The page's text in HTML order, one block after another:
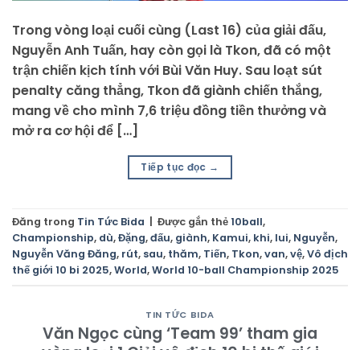
Trong vòng loại cuối cùng (Last 16) của giải đấu,
Nguyễn Anh Tuấn, hay còn gọi là Tkon, đã có một
trận chiến kịch tính với Bùi Văn Huy. Sau loạt sút
penalty căng thẳng, Tkon đã giành chiến thắng,
mang về cho mình 7,6 triệu đồng tiền thưởng và
mở ra cơ hội để […]
Tiếp tục đọc →
Đăng trong Tin Tức Bida Được gắn thẻ 10ball,
Championship, dù,Đặng,đấu, giành, Kamui, khi, lui, Nguyễn,
Nguyễn Văng Đăng, rút, sau, thăm, Tiến, Tkon,van,vệ,Vô địch
thế giới 10 bi 2025,World,World 10-ball Championship 2025
TIN TỨC BIDA
Văn Ngọc cùng ‘Team 99’ tham gia